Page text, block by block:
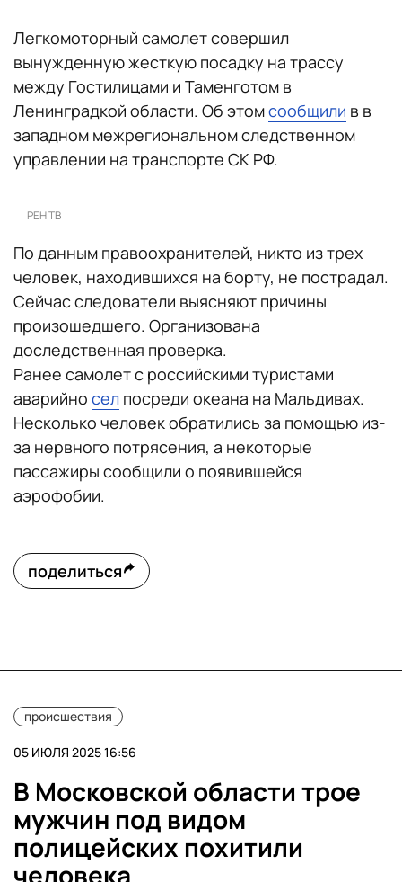
Легкомоторный самолет совершил
вынужденную жесткую посадку на трассу
между Гостилицами и Таменготом в
Ленинградкой области. Об этомсообщили в в
западном межрегиональном следственном
управлении на транспорте СК РФ.
РЕН ТВ
По данным правоохранителей, никто из трех
человек, находившихся на борту, не пострадал.
Сейчас следователи выясняют причины
произошедшего. Организована
доследственная проверка.
Ранее самолет с российскими туристами
аварийно сел посреди океана на Мальдивах.
Несколько человек обратились за помощью из-
за нервного потрясения, а некоторые
пассажиры сообщили о появившейся
аэрофобии.
поделиться
происшествия
05 ИЮЛЯ 2025 16:56
В Московской области трое
мужчин под видом
полицейских похитили
человека